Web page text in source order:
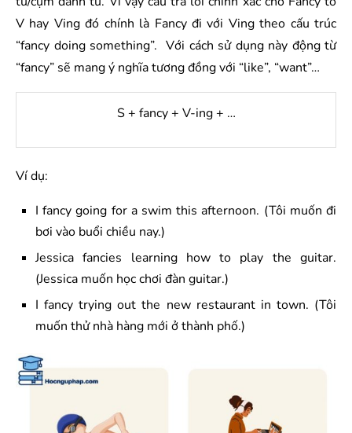
V hay Ving đó chính là Fancy đi với Ving theo cấu trúc
“fancy doing something”. Với cách sử dụng này động từ
“fancy” sẽ mang ý nghĩa tương đồng với “like”, “want”…
S + fancy + V-ing + …
Ví dụ:
I fancy going for a swim this afternoon. (Tôi muốn đi
bơi vào buổi chiều nay.)
Jessica fancies learning how to play the guitar.
(Jessica muốn học chơi đàn guitar.)
I fancy trying out the new restaurant in town. (Tôi
muốn thử nhà hàng mới ở thành phố.)